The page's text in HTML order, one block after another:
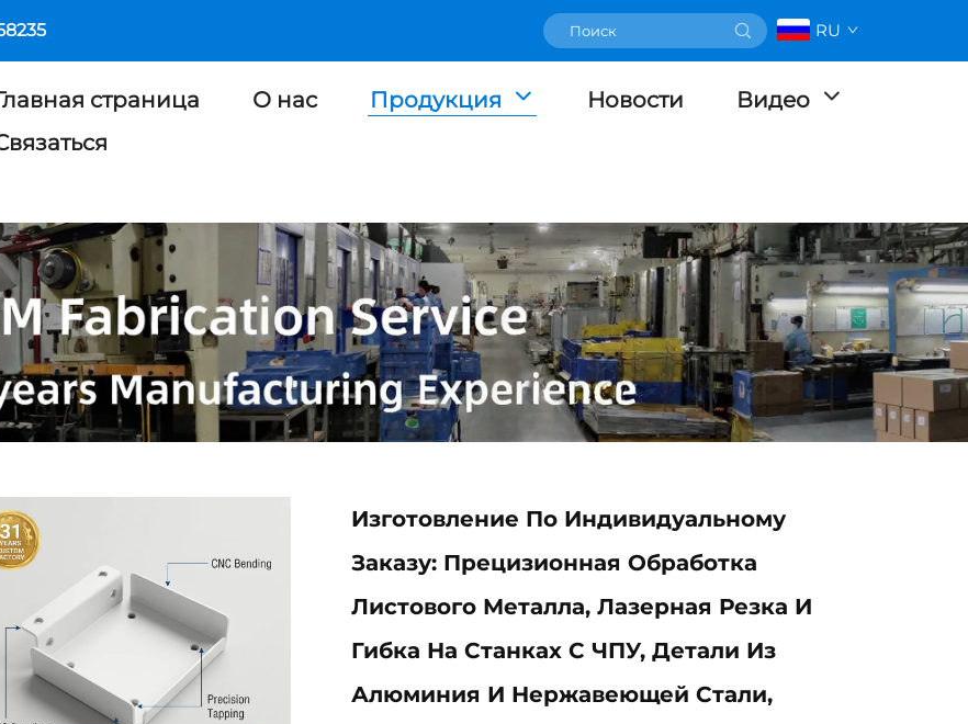
RU
страница О нас Продукция Новости
Видео
Изготовление По Индивидуальному
Заказу: Прецизионная Обработка
Листового Металла, Лазерная Резка И
Гибка На Станках С ЧПУ, Детали Из
Алюминия И Нержавеющей Стали,